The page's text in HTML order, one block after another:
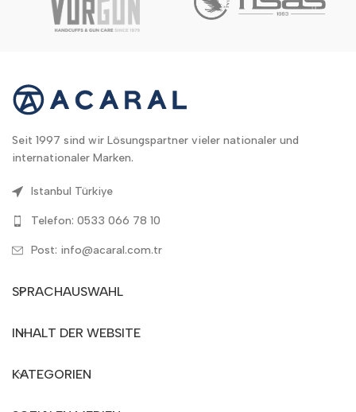
Seit 1997 sind wir Lösungspartner vieler nationaler und
internationaler Marken.
Istanbul Türkiye
Telefon: 0533 066 78 10
Post: info@acaral.com.tr
SPRACHAUSWAHL
INHALT DER WEBSITE
KATEGORIEN